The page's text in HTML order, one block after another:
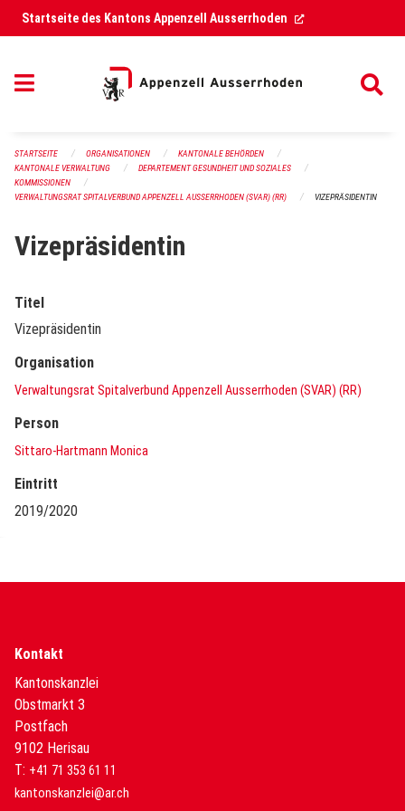
Navigation überspringen
Startseite des Kantons Appenzell Ausserrhoden (External Link)
STARTSEITE ORGANISATIONEN
KANTONALE BEHÖRDEN
KANTONALE VERWALTUNG
DEPARTEMENT GESUNDHEIT UND SOZIALES
KOMMISSIONEN
VERWALTUNGSRAT SPITALVERBUND APPENZELL AUSSERRHODEN (SVAR) (RR)
VIZEPRÄSIDENTIN
Vizepräsidentin
Titel
Vizepräsidentin
Organisation
Verwaltungsrat Spitalverbund Appenzell Ausserrhoden (SVAR) (RR)
Person
Sittaro-Hartmann Monica
Eintritt
2019/2020
Kontakt
Kantonskanzlei
Obstmarkt 3
Postfach
9102 Herisau
T: +41 71 353 61 11
kantonskanzlei@ar.ch